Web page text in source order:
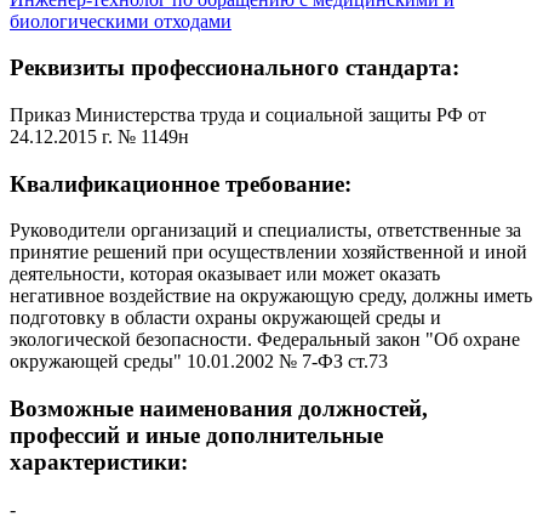
биологическими отходами
Реквизиты профессионального стандарта:
Приказ Министерства труда и социальной защиты РФ от
24.12.2015 г. № 1149н
Квалификационное требование:
Руководители организаций и специалисты, ответственные за
принятие решений при осуществлении хозяйственной и иной
деятельности, которая оказывает или может оказать
негативное воздействие на окружающую среду, должны иметь
подготовку в области охраны окружающей среды и
экологической безопасности. Федеральный закон "Об охране
окружающей среды" 10.01.2002 № 7-ФЗ ст.73
Возможные наименования должностей,
профессий и иные дополнительные
характеристики:
-